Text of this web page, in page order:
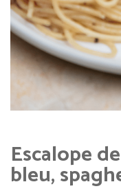
Escalope
bleu,